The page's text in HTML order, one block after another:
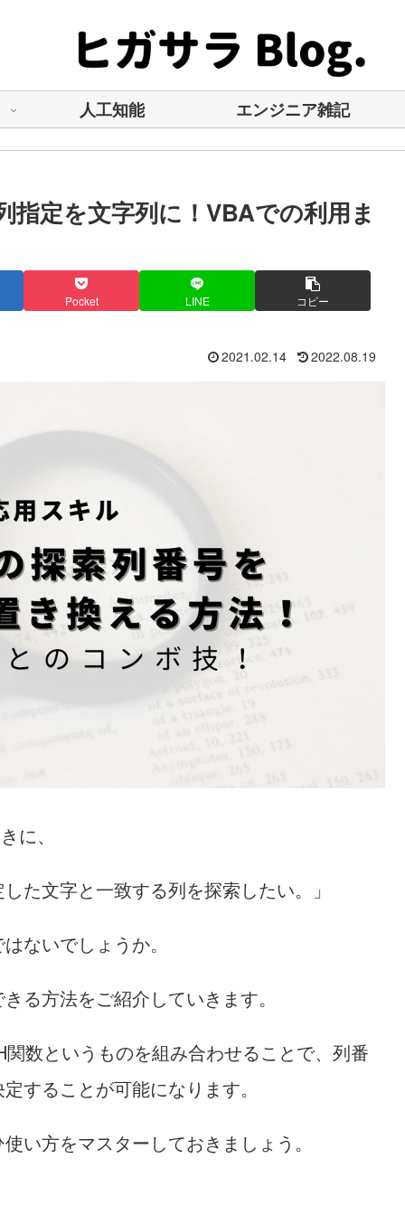
人工知能 エンジニア雑記
定を文字列に！VBAでの利用ま
Pocket LINE コピー
2021.02.14 2022.08.19
に、
た文字と一致する列を探索したい。」
ないでしょうか。
る方法をご紹介していきます。
数というものを組み合わせることで、列番
することが可能になります。
い方をマスターしておきましょう。